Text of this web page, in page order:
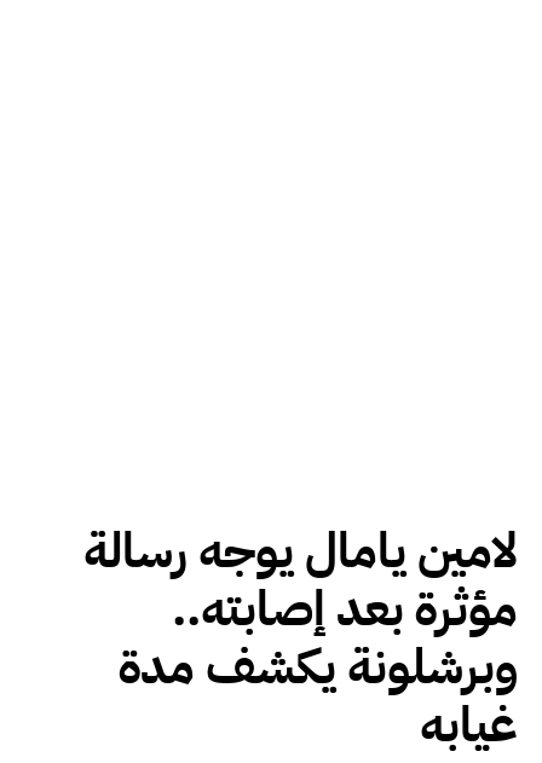
لامين يامال يوجه رسالة
مؤثرة بعد إصابته..
وبرشلونة يكشف مدة
غيابه